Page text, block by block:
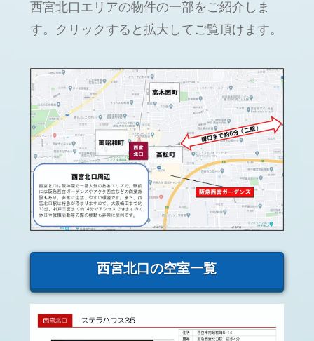
西宮北口エリアの物件の一部をご紹介しま
す。クリックすると拡大してご覧頂けます。
西宮北口の空室一覧